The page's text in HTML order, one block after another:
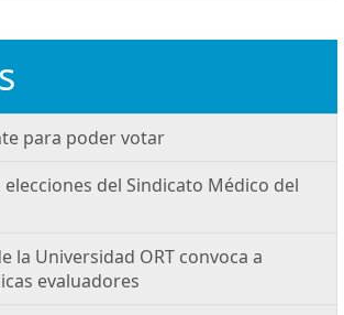
para poder votar
del Sindicato Médico del
la Universidad ORT convoca a
evaluadores